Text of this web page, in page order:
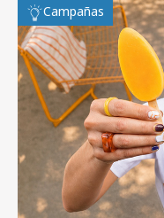
Campañas